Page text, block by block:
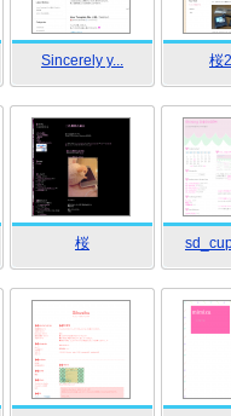
Sincerely y... 桜
桜